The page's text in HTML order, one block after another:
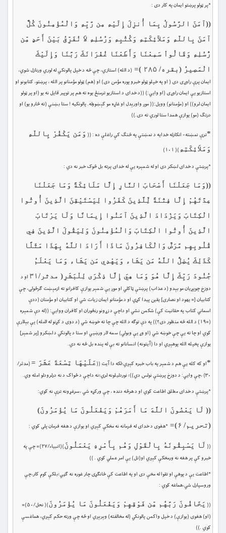
*پر ټولو پرښتو ايمان په کار دى :
(
(آمَنَ الرَّسُولُ بِمَا أُنزِلَ إِلَيْهِ مِن رَّبِّهِ وَالْمُؤْمِنُونَ كُلٌّ
آمَنَ بِاللّهِ وَمَلآئِكَتِهِ وَكُتُبِهِ وَرُسُلِهِ لاَ نُفَرِّقُ بَيْنَ أَحَدٍ مِّن
رُّسُلِهِ وَقَالُواْ سَمِعْنَا وَأَطَعْنَا غُفْرَانَكَ رَبَّنَا وَإِلَيْكَ
الْمَصِيرُ (بقره/ ۲۸۵ )= (د الله) استازي، چې څه د خپل پالونکي له لوري ورنازل شوي،
ايمان پرې راوړى دى ( او په خپلو ټولو خبرو پوره مؤمن دى) او (هم) ټولو مؤمنانو پر الله ، پرښتو، كتابونو او
استازیو يې ايمان راوړى (او وايي:) ((د خداى د استازیو ترمنځ يوه ته هم پر توپير قايل نه يو (او پر ټولو
ايمان لرو)) او (مؤمنانو) وويل:(( موږ واورېدل او غاړه مو كېښووله. پالونكيه ! ستا بښنې (ته څارو يو) او
درتګ (مو) يوازې همدا ستا لوري ته دى.))
*ترې نمښته- انکارله خدایه د نمښتې ‏په څنګ کې راغلې ده : (( وَمَن يَكْفُرْ بِاللّهِ
وَمَلاَئِكَتِهِ )( ١٠١)
*پرښتې د خداى لښکر دى او له شمېره يې له خداى پرته بل څوک خبر نه دي :
((وَمَا جَعَلْنَا أَصْحَابَ النَّارِ إِلَّا مَلَائِكَةً وَمَا جَعَلْنَا
عِدَّتَهُمْ إِلَّا فِتْنَةً لِّلَّذِينَ كَفَرُوا لِيَسْتَيْقِنَ الَّذِينَ أُوتُوا
الْكِتَابَ وَيَزْدَادَ الَّذِينَ آمَنُوا إِيمَانًا وَلَا يَرْتَابَ
الَّذِينَ أُوتُوا الْكِتَابَ وَالْمُؤْمِنُونَ وَلِيَقُولَ الَّذِينَ فِي
قُلُوبِهِم مَّرَضٌ وَالْكَافِرُونَ مَاذَا أَرَادَ اللَّهُ بِهَذَا مَثَلًا
كَذَلِكَ يُضِلُّ اللَّهُ مَن يَشَاء وَيَهْدِي مَن يَشَاء وَمَا يَعْلَمُ
جُنُودَ رَبِّكَ إِلَّا هُوَ وَمَا هِيَ إِلَّا ذِكْرَى لِلْبَشَرِ( مدثر/۳۱
او د
دوزخ چوپړيان مو بېدو (د عذاب) پرښتې ټاکلي او موږ يې شمېر يوازې كافرانو ته ازمېښت ګرځولى، چې
كتابيان [= يهود او نصارى] يقين پيدا كړي او د مؤمنانو ايمان زيات شي او كتابيان او مؤمنان (ددې
اسماني كتاب په حقانيت كې) شكمن نشي او داچې د زړونو رنځوران او كافران ووايي: ((له دې شمېره
(=١٩) د الله څه منظور دى؟)) په دې توګه د الله چې چا ته خوښه شي (د دوی د كړنو له لامله) يې بېلارې
كوي او چا ته یې چې خوښه شي (او وړ يې وبولي) سمه لار ورښيي او ستا د پالونكي د لښكرو [پر شمېر]
يوازې پخپله الله پوهېږي او دا (آيتونه) انسانانو ته بې له پنده بل څه نه دي.
*او که کله یې هم د شمېر په باب خبره کېږي؛لکه دا آيت ((عَلَيْهَا تِسْعَةَ عَشَرَ =(مدثر/
۳۰) ،چې وايي: د دوزخ پرښتې نولس دي))؛ نوردليلونه لري؛نه داچې د ځواک د نه درلرودلو امله وي.
*پرښتې د خداى مطلق اطاعت کوي او د هرڅه دنده ، چې ورکړه شي ،سرغړونه ترې نه کوي:
(( لَا يَعْصُونَ اللَّهَ مَا أَمَرَهُمْ وَيَفْعَلُونَ مَا يُؤْمَرُونَ)
(تحر يم/ ۶ )= *هغوى د خداى له فرمانه نه مخکې کېږي او يوازې د هغه فرمان پلى کوي :
(( لَا يَسْبِقُونَهُ بِالْقَوْلِ وَهُم بِأَمْرِهِ يَعْمَلُونَ
)(انبياء/۲۷)= چې په
خبرو كې پر هغه نه ورمخكې كېږي او(تل) يې امر عملي كوي . ))
*اطاعت یې‏ د پوهې او تقوا له مخې دی او په اطاعت کې ځانګړى چار غوره نه ګڼي‏؛بلکې کوم کار،چې
وروسپارل شي،هماغه ‏کوي :
(( يَخَافُونَ رَبَّهُم مِّن فَوْقِهِمْ وَيَفْعَلُونَ مَا يُؤْمَرُونَ
)( نحل/۵۰)=
(او) هغوى (يوازې) د خپل واكمن پالونكي (له مخالفته) وېرېږي او څه چې ورته حكم كېږي، هماغسې
كوي .))